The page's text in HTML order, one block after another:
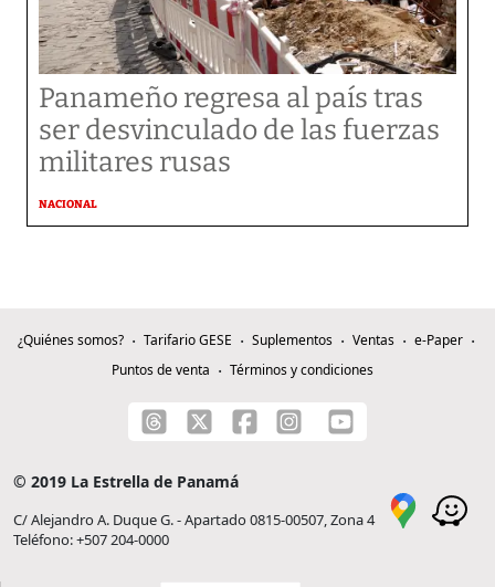
Panameño regresa al país tras
ser desvinculado de las fuerzas
militares rusas
NACIONAL
¿Quiénes somos? Tarifario GESE Suplementos Ventas
e-Paper
Puntos de venta
Términos y condiciones
© 2019 La Estrella de Panamá
C/ Alejandro A. Duque G. - Apartado 0815-00507, Zona 4
Teléfono: +507 204-0000